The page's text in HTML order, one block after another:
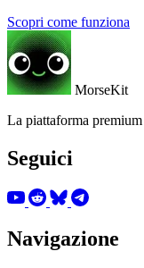
Scopri come funziona
MorseKit
La piattaforma
Seguici
Navigazione